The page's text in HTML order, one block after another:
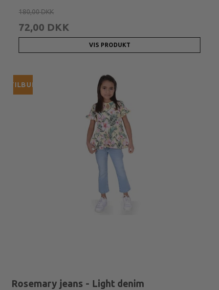
180,00 DKK
72,00 DKK
VIS PRODUKT
TILBUD
Rosemary jeans - Light denim